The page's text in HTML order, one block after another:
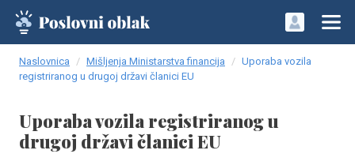
Naslovnica Mišljenja Ministarstva financija
Uporaba vozila
registriranog u drugoj državi članici EU
Uporaba vozila registriranog u
drugoj državi članici EU